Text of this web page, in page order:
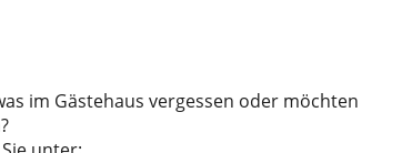
im Gästehaus vergessen oder möchten